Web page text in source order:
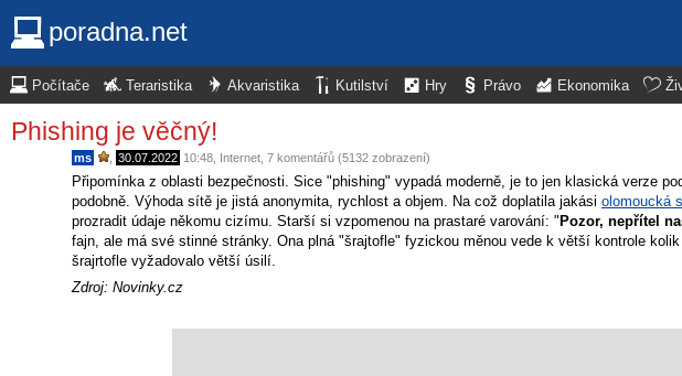
poradna.net
Počítače Teraristika Akvaristika Kutilství Hry Právo Ekonomika
Phishing je věčný!
ms 30.07.2022 10:48 Internet , 7 komentářů (5132 zobrazení)
Připomínka z oblasti bezpečnosti. Sice "phishing" vypadá moderně, je to jen klasická verze
podobně. Výhoda sítě je jistá anonymita, rychlost a objem. Na což doplatila jakási olomoucká
prozradit údaje někomu cizímu. Starší si vzpomenou na prastaré varování: " Pozor, nepřítel
fajn, ale má své stinné stránky. Ona plná "šrajtofle" fyzickou měnou vede k větší kontrole
šrajrtofle vyžadovalo větší úsilí.
Zdroj: Novinky.cz